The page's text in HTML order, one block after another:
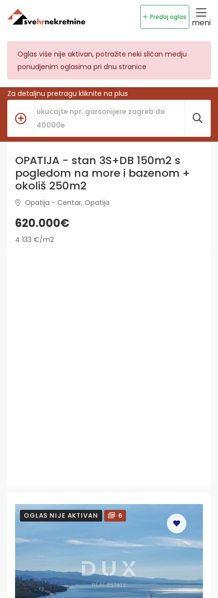
Predaj oglas
meni
Oglas više nije aktivan, potražite neki sličan medju
ponudjenim oglasima pri dnu stranice
Za detaljnu pretragu kliknite na plus
OPATIJA - stan 3S+DB 150m2 s
pogledom na more i bazenom +
okoliš 250m2
Opatija - Centar, Opatija
620.000€
4 133 €/m2
OGLAS NIJE AKTIVAN 6